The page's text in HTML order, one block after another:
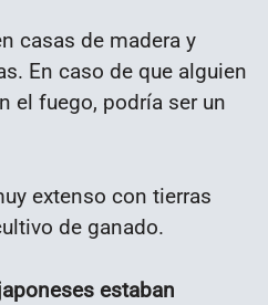
casas de madera y
En caso de que alguien
el fuego, podría ser un
extenso con tierras
de ganado.
estaban